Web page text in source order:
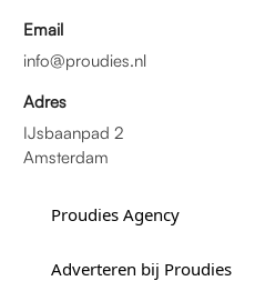
Email
info@proudies.nl
Adres
IJsbaanpad 2
Amsterdam
Proudies Agency
Adverteren bij Proudies